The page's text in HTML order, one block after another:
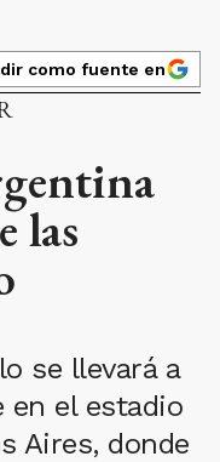
como fuente en
las
se llevará a
en el estadio
Aires, donde